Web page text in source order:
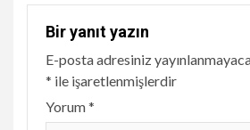
Bir yanıt yazın
E-posta adresiniz
* ile işaretlenmişlerdir
Yorum*